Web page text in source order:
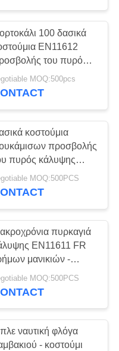
16
100 δασικά
EN11612
του πυρός
βαμβακιού
MOQ:500pcs
κοστούμια
προσβολής
πυρός κάλυψης
FR με το
λογότυπο
MOQ:500PCS
πυρκαγιά
EN11611 FR
μανικιών -
με το
MOQ:500PCS
ναυτική φλόγα
- κοστούμι